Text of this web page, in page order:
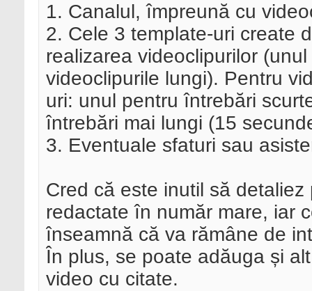
1. Canalul, împreună cu
2. Cele 3 template-uri create
realizarea videoclipurilor
videoclipurile lungi). Pentru
uri: unul pentru întrebări
întrebări mai lungi (15
3. Eventuale sfaturi sau
Cred că este inutil să
redactate în număr mare, iar
înseamnă că va rămâne de
În plus, se poate adăuga și
video cu citate.